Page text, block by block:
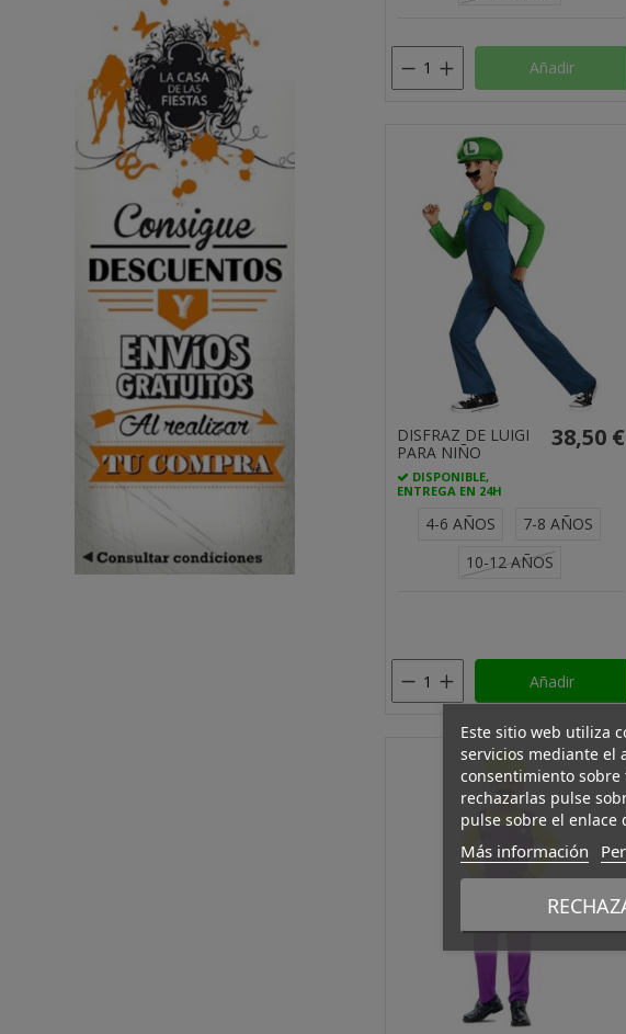
Añadir
DISFRAZ DE LUIGI
PARA NIÑO
DISPONIBLE,
ENTREGA EN 24H
38,50 €
4-6 AÑOS
7-8 AÑOS
10-12 AÑOS
Añadir
Este sitio web utiliza
servicios mediante el
consentimiento sobre
rechazarlas pulse
pulse sobre el enlace
Más información